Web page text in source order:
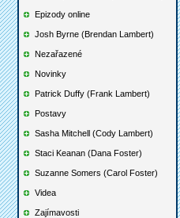
Epizody online
Josh Byrne (Brendan Lambert)
Nezařazené
Novinky
Patrick Duffy (Frank Lambert)
Postavy
Sasha Mitchell (Cody Lambert)
Staci Keanan (Dana Foster)
Suzanne Somers (Carol Foster)
Videa
Zajímavosti